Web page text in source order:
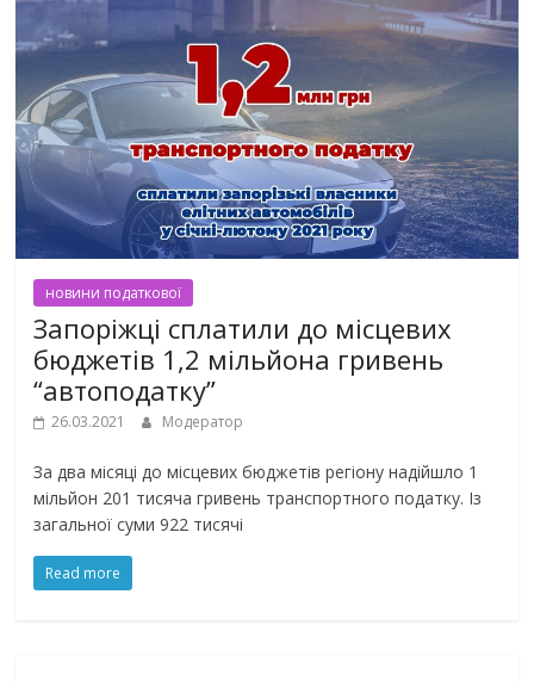
новини податкової
Запоріжці сплатили до місцевих
бюджетів 1,2 мільйона гривень
“автоподатку”
26.03.2021 Модератор
За два місяці до місцевих бюджетів регіону надійшло 1
мільйон 201 тисяча гривень транспортного податку. Із
загальної суми 922 тисячі
Read more